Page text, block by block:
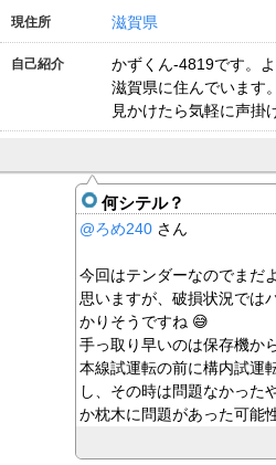
現住所 滋賀県
自己紹介
かずくん-4819です。
滋賀県に住んでいます。
見かけたら気軽に声掛
何シテル？
@ろめ240さん
今回はテンダーなのでまだ
思いますが、破損状況では
かりそうですね 😅
手っ取り早いのは保存機か
本線試運転の前に構内試運
し、その時は問題なかった
か枕木に問題があった可能